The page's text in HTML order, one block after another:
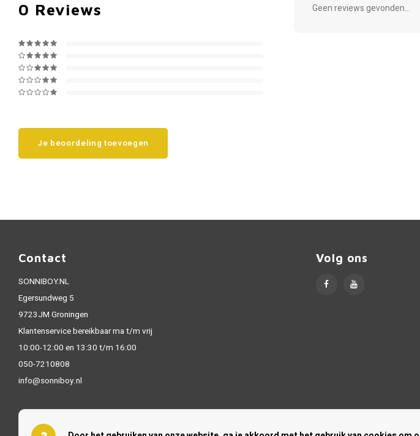
0 Reviews
Je beoordeling toevoegen
Geen reviews gevonden...
Contact
SONNIBOY.NL
Egersundweg 5
9723JM Groningen
Klantenservice bereikbaar ma t/m vrij
10:00-12:00 en 13:30 t/m 16:00
050-7210808
info@sonniboy.nl
Volg ons